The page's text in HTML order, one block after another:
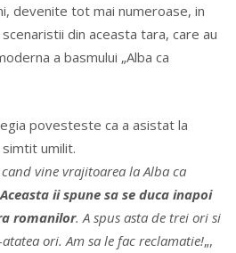
devenite tot mai numeroase, in
din aceasta tara, care au
a basmului „Alba ca
povesteste ca a asistat la
umilit.
vine vrajitoarea la Alba ca
Aceasta ii spune sa se duca inapoi
romanilor. A spus asta de trei ori si
ori. Am sa le fac reclamatie!„,